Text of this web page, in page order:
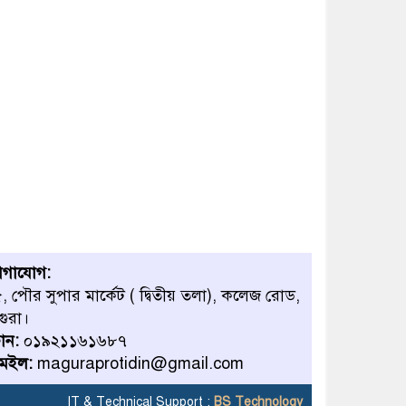
পৌর সুপার মার্কেট ( দ্বিতীয় তলা), কলেজ রোড,
০১৯২১১৬১৬৮৭
maguraprotidin@gmail.com
IT & Technical Support : BS Technology